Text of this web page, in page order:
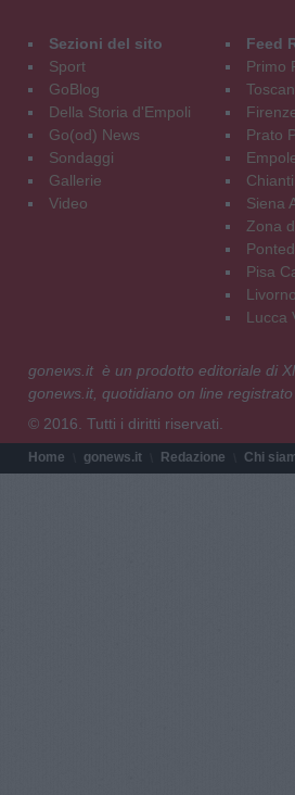
Sezioni del sito
Sport
GoBlog
Della Storia d'Empoli
Go(od) News
Sondaggi
Gallerie
Video
Feed
Primo
Prato
Siena
Zona
Pisa
Lucca
gonews.it è un prodotto editoriale di
gonews.it, quotidiano on line
© 2016. Tutti i diritti riservati.
Home gonews.it Redazione Chi